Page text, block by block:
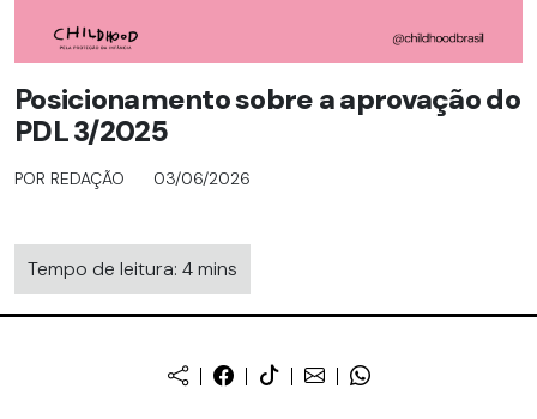
Posicionamento sobre a aprovação do
PDL 3/2025
POR REDAÇÃO 03/06/2026
Tempo de leitura: 4 mins